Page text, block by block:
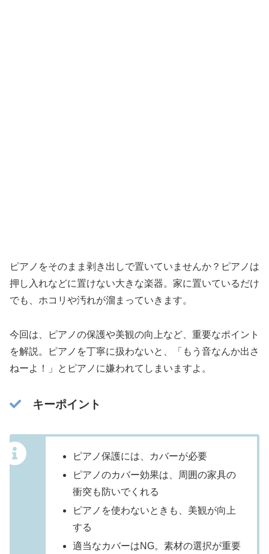
ピアノをそのまま剥き出しで置いていませんか？ピアノは
押し入れなどに置けない大きな楽器。家に置いているだけ
でも、ホコリや汚れが溜まっていきます。
今回は、ピアノの保護や美観の向上など、重要なポイント
を解説。ピアノを丁寧に扱わないと、「もう音なんか出さ
ねーよ！」とピアノに嫌われてしまいますよ。
キーポイント
ピアノ保護には、カバーが必要
ピアノのカバー効果は、周囲の家具の
衝突も防いでくれる
ピアノを使わないときも、美観が向上
する
適当なカバーはNG。素材の選択が重要